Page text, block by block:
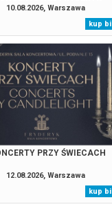
Fryderyk
10.08.2026, Warszawa
kup
PRZY ŚWIECACH
12.08.2026, Warszawa
kup